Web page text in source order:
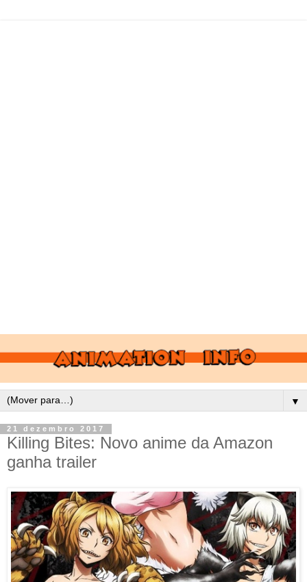
▼
21 dezembro 2017
Killing Bites: Novo anime da Amazon
ganha trailer